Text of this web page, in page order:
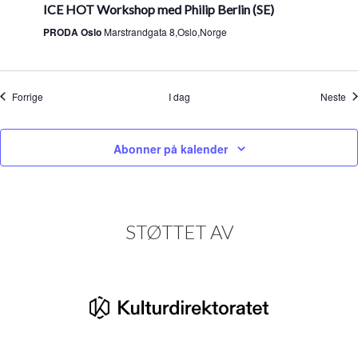
ICE HOT Workshop med Philip Berlin (SE)
PRODA OsloMarstrandgata 8,Oslo,Norge
Forrige I dag Neste
Abonner på kalender
STØTTET AV